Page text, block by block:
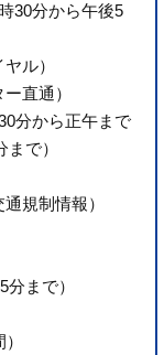
30分から午後5
ル）
直通）
分から正午まで
で）
規制情報）
まで）